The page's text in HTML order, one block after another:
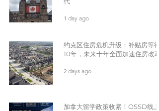
1 day ago
约克区住房危机升级：补贴房等待
10年，未来十年全面加速住房改革
2 days ago
加拿大留学政策收紧！OSSD线上